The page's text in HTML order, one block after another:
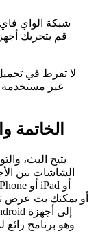
شبكة الواي
لا تفرط في
غير مستخدمة
6.
الشاشات بين